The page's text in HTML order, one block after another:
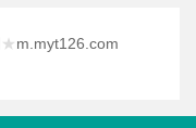
★m.myt126.com